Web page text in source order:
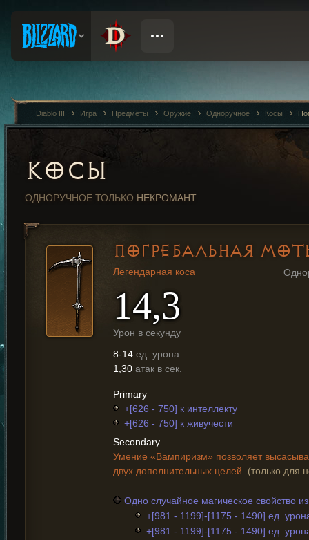
КОСЫ
ОДНОРУЧНОЕ ТОЛЬКО НЕКРОМАНТ
ПОГРЕБАЛЬНАЯ
Легендарная коса
14,3
Урон в секунду
8-14 ед. урона
1,30 атак в сек.
Primary
+[626 - 750] к интеллекту
+[626 - 750] к живучести
Secondary
Умение «Вампиризм» позволяет
двух дополнительных целей.
(только для
Одно случайное магическое свойство
+[981 - 1199]-[1175 - 1490] ед.
+[981 - 1199]-[1175 - 1490] ед.
Diablo III Игра Предметы Оружие Одноручное Косы